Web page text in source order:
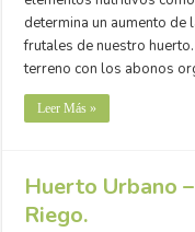
determina un aumento
frutales de nuestro
terreno con los abonos
Leer Más »
Huerto Urbano
Riego.